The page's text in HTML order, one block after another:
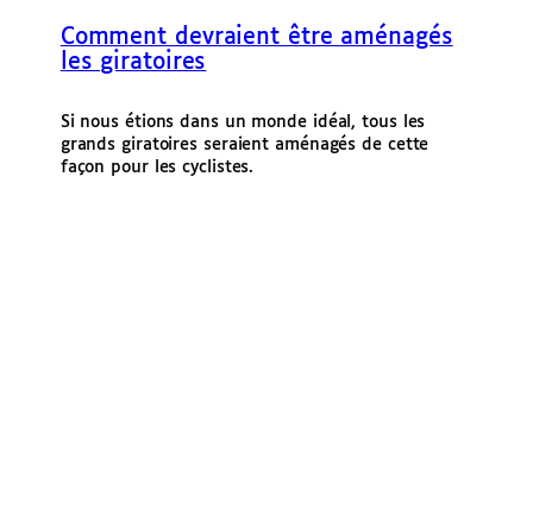
Comment devraient être aménagés
les giratoires
Si nous étions dans un monde idéal, tous les
grands giratoires seraient aménagés de cette
façon pour les cyclistes.